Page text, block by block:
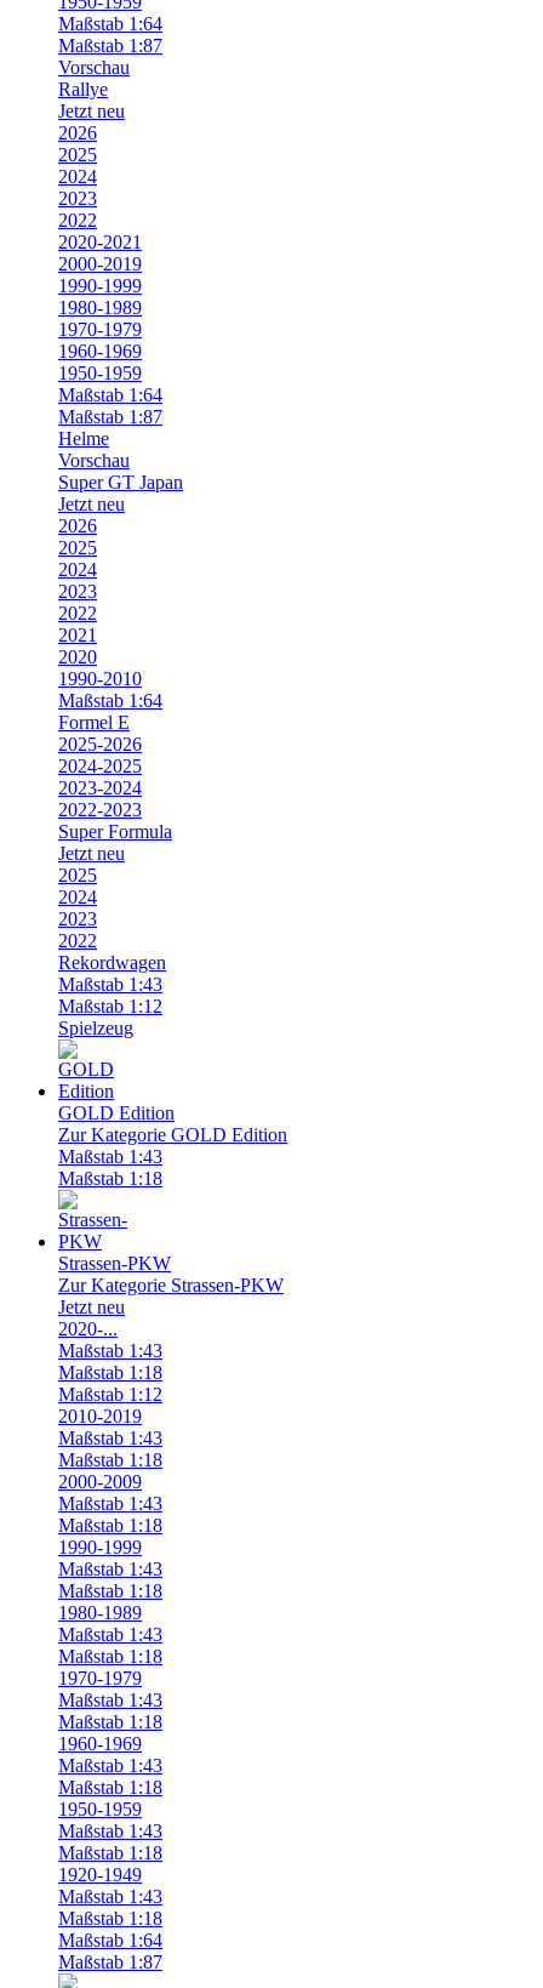
Maßstab 1:64
Maßstab 1:87
Vorschau
Rallye
Jetzt neu
2026
2025
2024
2023
2022
2020-2021
2000-2019
1990-1999
1980-1989
1970-1979
1960-1969
1950-1959
Maßstab 1:64
Maßstab 1:87
Helme
Vorschau
Super GT Japan
Jetzt neu
2026
2025
2024
2023
2022
2021
2020
1990-2010
Maßstab 1:64
Formel E
2025-2026
2024-2025
2023-2024
2022-2023
Super Formula
Jetzt neu
2025
2024
2023
2022
Rekordwagen
Maßstab 1:43
Maßstab 1:12
Spielzeug
GOLD Edition
Zur Kategorie GOLD Edition
Maßstab 1:43
Maßstab 1:18
Strassen-PKW
Zur Kategorie Strassen-PKW
Jetzt neu
2020-...
Maßstab 1:43
Maßstab 1:18
Maßstab 1:12
2010-2019
Maßstab 1:43
Maßstab 1:18
2000-2009
Maßstab 1:43
Maßstab 1:18
1990-1999
Maßstab 1:43
Maßstab 1:18
1980-1989
Maßstab 1:43
Maßstab 1:18
1970-1979
Maßstab 1:43
Maßstab 1:18
1960-1969
Maßstab 1:43
Maßstab 1:18
1950-1959
Maßstab 1:43
Maßstab 1:18
1920-1949
Maßstab 1:43
Maßstab 1:18
Maßstab 1:64
Maßstab 1:87